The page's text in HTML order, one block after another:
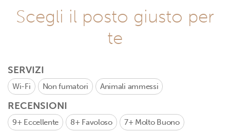
Scegli il posto giusto per
te
SERVIZI
Wi-Fi Non fumatori Animali ammessi
RECENSIONI
9+ Eccellente 8+ Favoloso 7+ Molto Buono